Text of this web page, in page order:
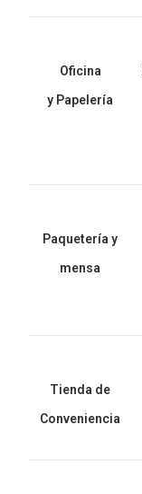
Oficina
y Papelería
Paquetería y
mensa
Tienda de
Conveniencia